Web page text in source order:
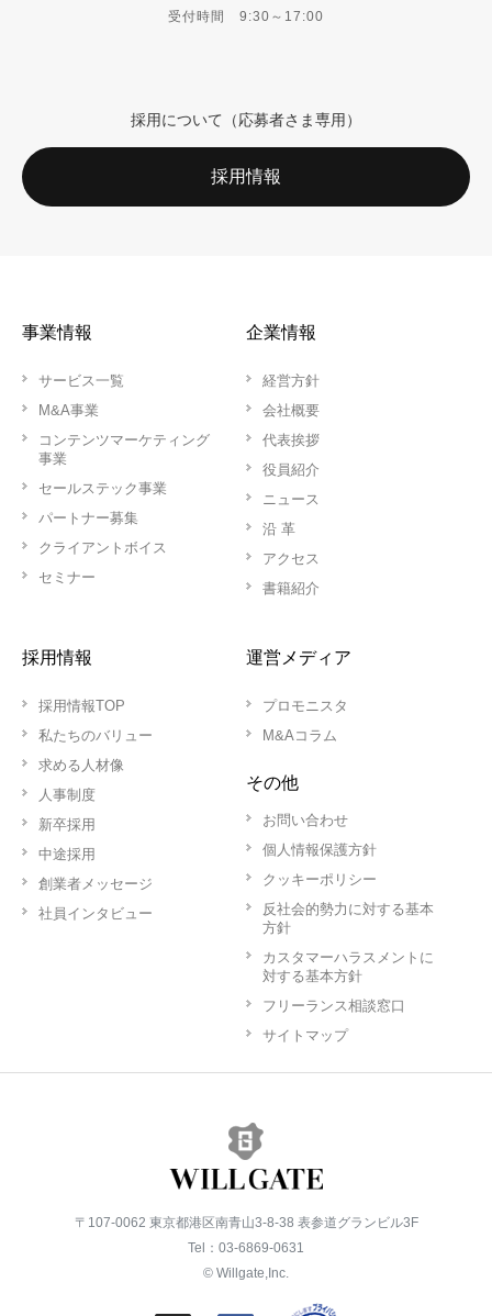
受付時間 9:30～17:00
採用について（応募者さま専用）
採用情報
事業情報
サービス一覧
M&A事業
コンテンツマーケティング
事業
セールステック事業
パートナー募集
クライアントボイス
セミナー
企業情報
経営方針
会社概要
代表挨拶
役員紹介
ニュース
沿 革
アクセス
書籍紹介
採用情報
採用情報TOP
私たちのバリュー
求める人材像
人事制度
新卒採用
中途採用
創業者メッセージ
社員インタビュー
運営メディア
プロモニスタ
M&Aコラム
その他
お問い合わせ
個人情報保護方針
クッキーポリシー
反社会的勢力に対する基本
方針
カスタマーハラスメントに
対する基本方針
フリーランス相談窓口
サイトマップ
〒107-0062 東京都港区南青山3-8-38 表参道グランビル3F
Tel：03-6869-0631
© Willgate,Inc.